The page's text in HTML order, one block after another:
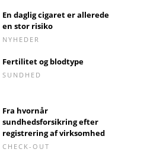
En daglig cigaret er allerede
en stor risiko
NYHEDER
Fertilitet og blodtype
SUNDHED
Fra hvornår
sundhedsforsikring efter
registrering af virksomhed
CHECK-OUT